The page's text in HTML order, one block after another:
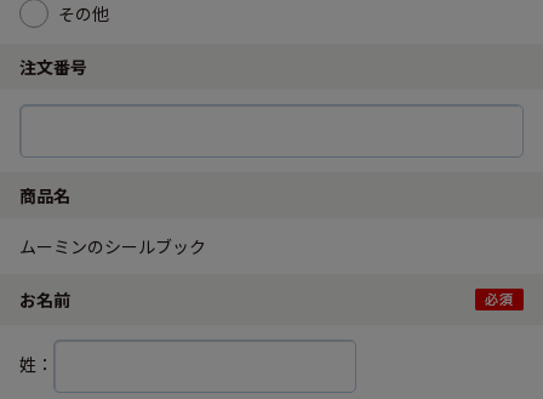
その他
注文番号
商品名
ムーミンのシールブック
お名前
姓：